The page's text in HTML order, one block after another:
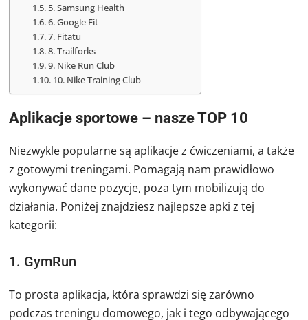
5. Samsung Health
6. Google Fit
7. Fitatu
8. Trailforks
9. Nike Run Club
10. Nike Training Club
Aplikacje sportowe – nasze TOP 10
Niezwykle popularne są aplikacje z ćwiczeniami, a także
z gotowymi treningami. Pomagają nam prawidłowo
wykonywać dane pozycje, poza tym mobilizują do
działania. Poniżej znajdziesz najlepsze apki z tej
kategorii:
1. GymRun
To prosta aplikacja, która sprawdzi się zarówno
podczas treningu domowego, jak i tego odbywającego